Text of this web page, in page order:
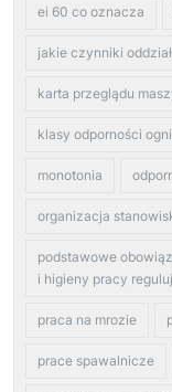
ei 60 co oznacza
jakie czynniki
karta przeglądu
klasy odporności
monotonia
organizacja
podstawowe
i higieny pracy
praca na mrozie
prace spawalnicze